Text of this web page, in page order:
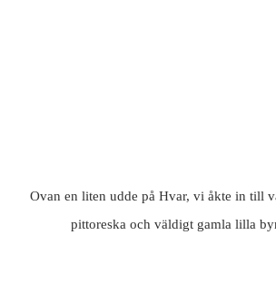
Ovan en liten udde på Hvar, vi åkte in till
pittoreska och väldigt gamla lilla